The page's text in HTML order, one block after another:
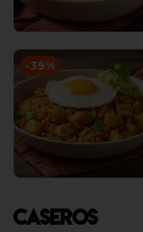
-39%
Caseros